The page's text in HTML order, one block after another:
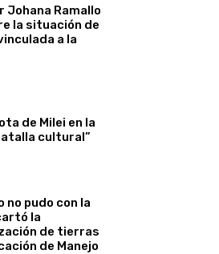
Johana Ramallo
la situación de
a la
de Milei en la
cultural”
no pudo con la
la
de tierras
de Manejo